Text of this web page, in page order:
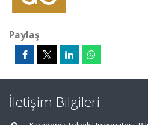
Paylaş
İletişim Bilgileri